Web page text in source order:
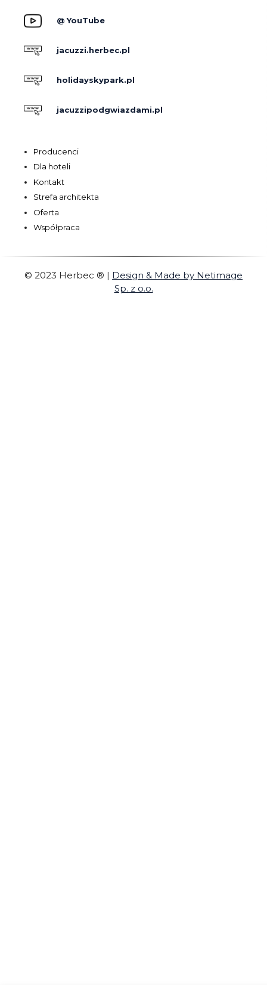
@ YouTube
jacuzzi.herbec.pl
holidayskypark.pl
jacuzzipodgwiazdami.pl
Producenci
Dla hoteli
Kontakt
Strefa architekta
Oferta
Współpraca
© 2023 Herbec ® | Design & Made by Netimage
Sp. z o.o.